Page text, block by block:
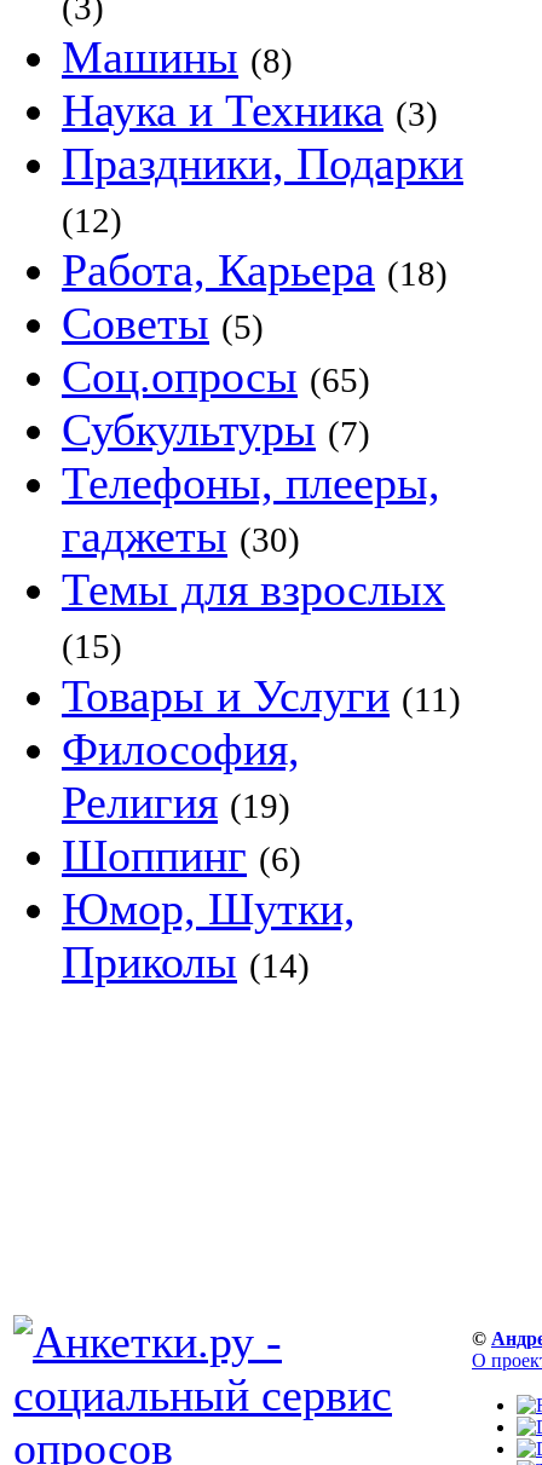
Машины (8)
Наука и Техника (3)
Праздники, Подарки
(12)
Работа, Карьера (18)
Советы (5)
Соц.опросы (65)
Субкультуры (7)
Телефоны, плееры,
гаджеты (30)
Темы для взрослых
(15)
Товары и Услуги (11)
Философия,
Религия (19)
Шоппинг (6)
Юмор, Шутки,
Приколы (14)
©
О